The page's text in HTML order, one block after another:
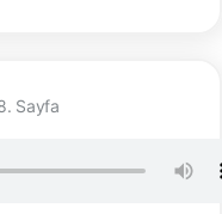
Sayfa